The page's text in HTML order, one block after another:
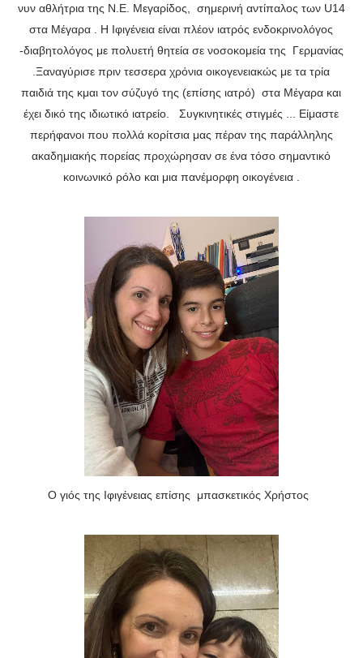
νυν αθλήτρια της Ν.Ε. Μεγαρίδος, σημερινή αντίπαλος των U14
στα Μέγαρα . Η Ιφιγένεια είναι πλέον ιατρός ενδοκρινολόγος
-διαβητολόγος με πολυετή θητεία σε νοσοκομεία της Γερμανίας
.Ξαναγύρισε πριν τεσσερα χρόνια οικογενειακώς με τα τρία
παιδιά της κμαι τον σύζυγό της (επίσης ιατρό) στα Μέγαρα και
έχει δικό της ιδιωτικό ιατρείο. Συγκινητικές στιγμές ... Eίμαστε
περήφανοι που πολλά κορίτσια μας πέραν της παράλληλης
ακαδημιακής πορείας προχώρησαν σε ένα τόσο σημαντικό
κοινωνικό ρόλο και μια πανέμορφη οικογένεια .
Ο γιός της Ιφιγένειας επίσης μπασκετικός Χρήστος